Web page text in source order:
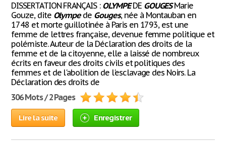
DISSERTATION FRANÇAIS : OLYMPEDE GOUGESMarie
Gouze, dite Olympede Gouges, née à Montauban en
1748 et morte guillotinée à Paris en 1793, est une
femme de lettres française, devenue femme politique et
polémiste. Auteur de la Déclaration des droits de la
femme et de la citoyenne, elle a laissé de nombreux
écrits en faveur des droits civils et politiques des
femmes et de l'abolition de l'esclavage des Noirs. La
Déclaration des droits de
306 Mots / 2 Pages
Lire la suite Enregistrer